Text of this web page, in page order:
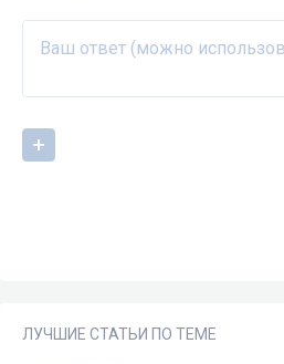
ЛУЧШИЕ СТАТЬИ ПО ТЕМЕ